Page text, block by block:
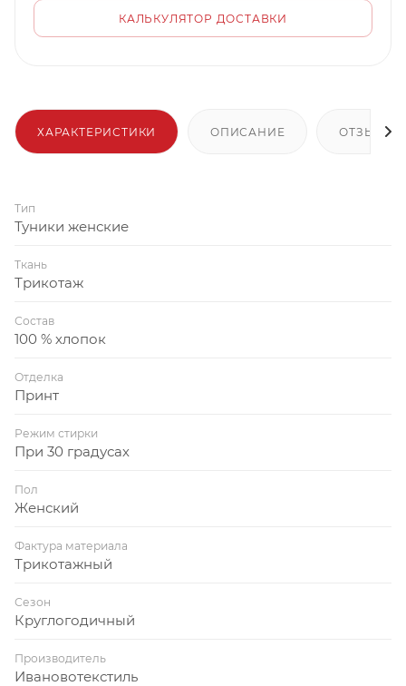
КАЛЬКУЛЯТОР ДОСТАВКИ
ХАРАКТЕРИСТИКИ ОПИСАНИЕ ОТЗЫВЫ
Тип
Туники женские
Ткань
Трикотаж
Состав
100 % хлопок
Отделка
Принт
Режим стирки
При 30 градусах
Пол
Женский
Фактура материала
Трикотажный
Сезон
Круглогодичный
Производитель
Ивановотекстиль